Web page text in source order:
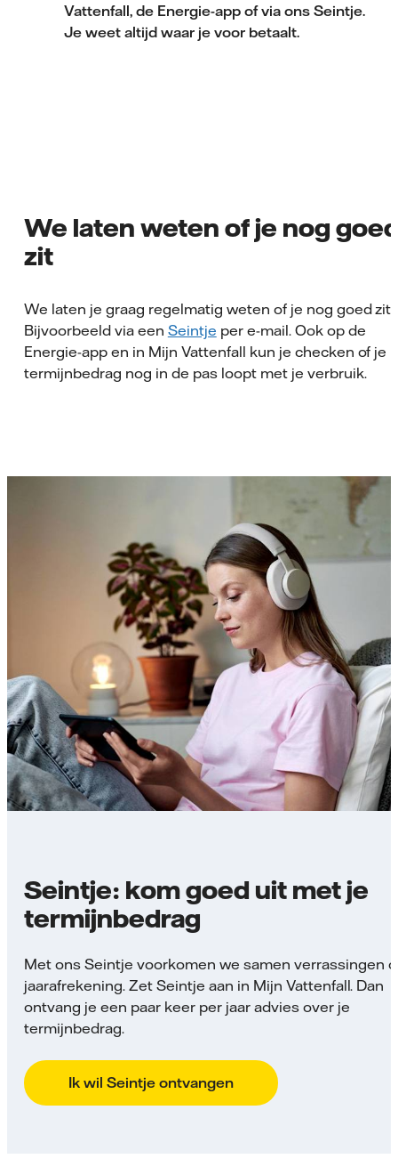
Vattenfall, de Energie-app of via ons Seintje.
Je weet altijd waar je voor betaalt.
We laten weten of je nog
zit
We laten je graag regelmatig weten of je nog goed zit.
Bijvoorbeeld via een Seintje per e-mail. Ook op de
Energie-app en in Mijn Vattenfall kun je checken of je
termijnbedrag nog in de pas loopt met je verbruik.
Seintje: kom goed uit met je
termijnbedrag
Met ons Seintje voorkomen we samen verrassingen
jaarafrekening. Zet Seintje aan in Mijn Vattenfall. Dan
ontvang je een paar keer per jaar advies over je
termijnbedrag.
Ik wil Seintje ontvangen